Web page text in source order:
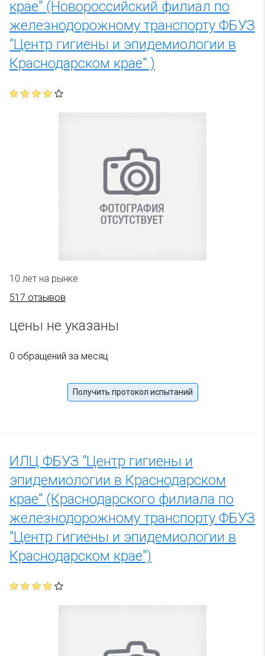
крае" (Новороссийский филиал по
железнодорожному транспорту ФБУЗ
"Центр гигиены и эпидемиологии в
Краснодарском крае" )
10 лет на рынке
517 отзывов
цены не указаны
0 обращений за месяц
Получить протокол испытаний
ИЛЦ ФБУЗ "Центр гигиены и
эпидемиологии в Краснодарском
крае" (Краснодарского филиала по
железнодорожному транспорту ФБУЗ
"Центр гигиены и эпидемиологии в
Краснодарском крае")